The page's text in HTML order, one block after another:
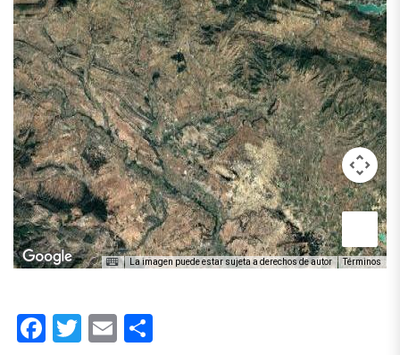
La imagen puede estar sujeta a derechos de autor Términos
Facebook
Twitter
Email